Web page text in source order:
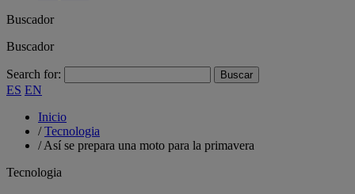
Buscador
Buscador
Search for:
ES EN
Inicio
/Tecnologia
/Así se prepara una moto para la primavera
Tecnologia